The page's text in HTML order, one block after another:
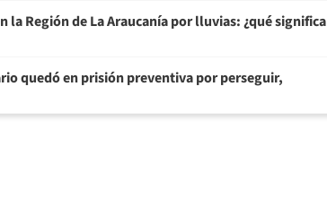
la Región de La Araucanía por lluvias: ¿qué significa
quedó en prisión preventiva por perseguir,